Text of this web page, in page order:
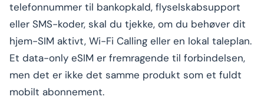
telefonnummer til bankopkald, flyselskabsupport
eller SMS-koder, skal du tjekke, om du behøver dit
hjem-SIM aktivt, Wi-Fi Calling eller en lokal taleplan.
Et data-only eSIM er fremragende til forbindelsen,
men det er ikke det samme produkt som et fuldt
mobilt abonnement.